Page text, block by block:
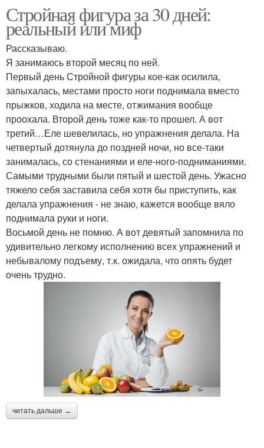
Стройная фигура за 30 дней:
реальный или миф
Рассказываю.
Я занимаюсь второй месяц по ней.
Первый день Стройной фигуры кое-как осилила,
запыхалась, местами просто ноги поднимала вместо
прыжков, ходила на месте, отжимания вообще
проохала. Второй день тоже как-то прошел. А вот
третий…Еле шевелилась, но упражнения делала. На
четвертый дотянула до поздней ночи, но все-таки
занималась, со стенаниями и еле-ного-подниманиями.
Самыми трудными были пятый и шестой день. Ужасно
тяжело себя заставила себя хотя бы приступить, как
делала упражнения - не знаю, кажется вообще вяло
поднимала руки и ноги.
Восьмой день не помню. А вот девятый запомнила по
удивительно легкому исполнению всех упражнений и
небывалому подъему, т.к. ожидала, что опять будет
очень трудно.
читать дальше →